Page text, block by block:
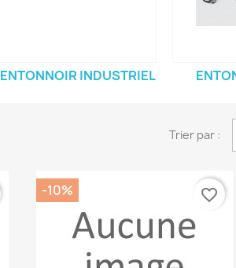
ENTONNOIR INDUSTRIEL
Trier par :
-10% favorite_border